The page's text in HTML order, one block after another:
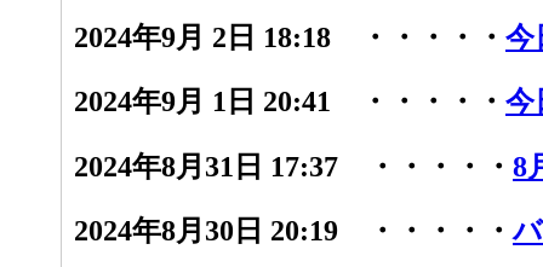
2024年9月 2日 18:18 ・・・・・ 今
2024年9月 1日 20:41 ・・・・・ 今
2024年8月31日 17:37 ・・・・・ 8
2024年8月30日 20:19 ・・・・・